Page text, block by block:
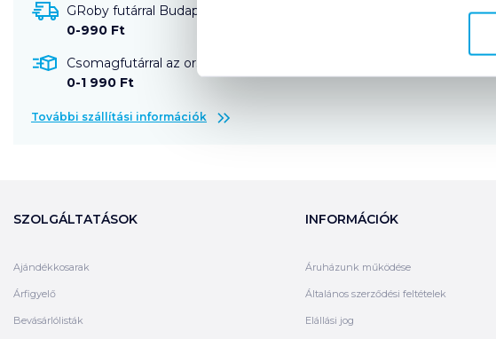
GRoby futárral Budapestre és környékére szállítható
0-990 Ft
Csomagfutárral az ország egész területére szállítható!
0-1 990 Ft
További szállítási információk
SZOLGÁLTATÁSOK
Ajándékkosarak
Árfigyelő
Bevásárlólisták
INFORMÁCIÓK
Áruházunk működése
Általános szerződési feltételek
Elállási jog